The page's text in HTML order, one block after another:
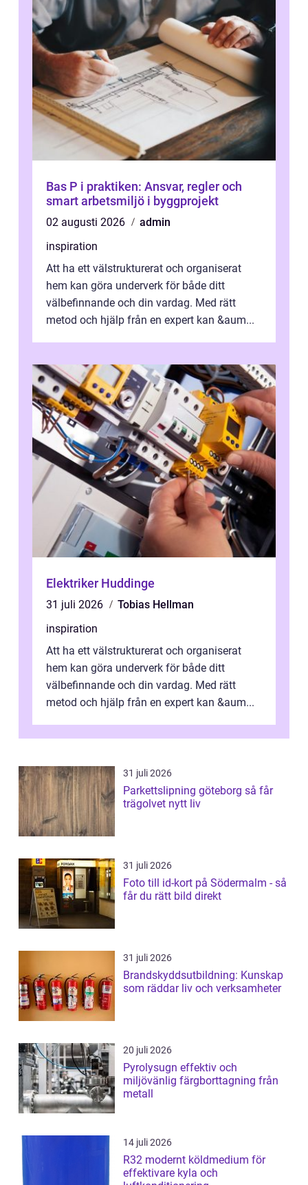
Bas P i praktiken: Ansvar, regler och
smart arbetsmiljö i byggprojekt
02 augusti 2026
admin
inspiration
Att ha ett välstrukturerat och organiserat
hem kan göra underverk för både ditt
välbefinnande och din vardag. Med rätt
metod och hjälp från en expert kan &aum...
Elektriker Huddinge
31 juli 2026
Tobias Hellman
inspiration
Att ha ett välstrukturerat och organiserat
hem kan göra underverk för både ditt
välbefinnande och din vardag. Med rätt
metod och hjälp från en expert kan &aum...
31 juli 2026
Parkettslipning göteborg så får
trägolvet nytt liv
31 juli 2026
Foto till id-kort på Södermalm - så
får du rätt bild direkt
31 juli 2026
Brandskyddsutbildning: Kunskap
som räddar liv och verksamheter
20 juli 2026
Pyrolysugn effektiv och
miljövänlig färgborttagning från
metall
14 juli 2026
R32 modernt köldmedium för
effektivare kyla och